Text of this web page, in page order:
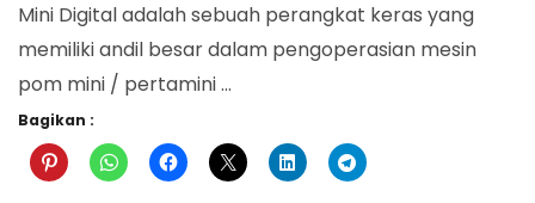
Mini Digital adalah sebuah perangkat keras yang
memiliki andil besar dalam pengoperasian mesin
pom mini / pertamini …
Bagikan :